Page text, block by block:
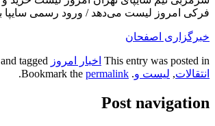
فرکی امروز لیست می‌دهد / ورود رسمی سایپا
خبرگزاری اصفحان
This entry was posted in اخبار امروز
انتقالات, لیست و. Bookmark the
permalink
.
Post navigation